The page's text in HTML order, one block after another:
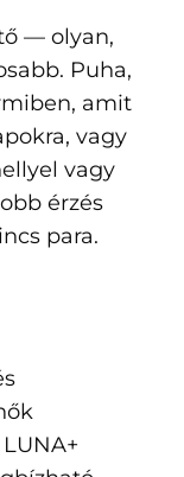
— olyan,
Puha,
amit
vagy
vagy
érzés
para.